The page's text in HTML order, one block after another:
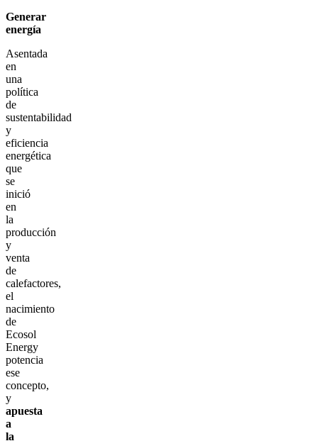
Generar
energía
Asentada
en
una
política
de
sustentabilidad
y
eficiencia
energética
que
se
inició
en
la
producción
y
venta
de
calefactores,
el
nacimiento
de
Ecosol
Energy
potencia
ese
concepto,
y
apuesta
a
la